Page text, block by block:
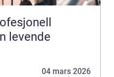
levende
04 mars 2026